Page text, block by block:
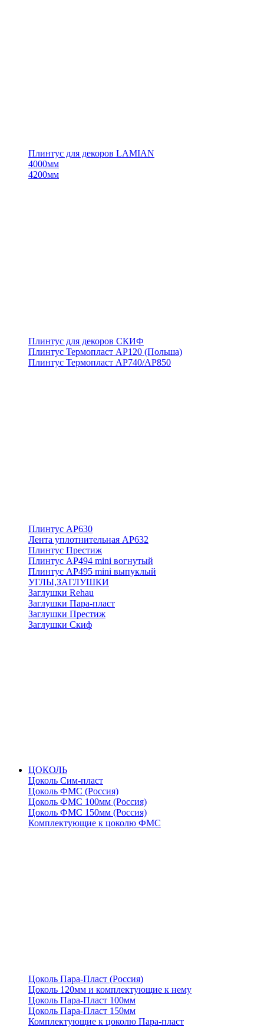
Плинтус для декоров LAMIAN
4000мм
4200мм
Плинтус для декоров СКИФ
Плинтус Термопласт АР120 (Польша)
Плинтус Термопласт АР740/АР850
Плинтус АР630
Лента уплотнительная АР632
Плинтус Престиж
Плинтус АР494 mini вогнутый
Плинтус АР495 mini выпуклый
УГЛЫ,ЗАГЛУШКИ
Заглушки Rehau
Заглушки Пара-пласт
Заглушки Престиж
Заглушки Скиф
ЦОКОЛЬ
Цоколь Сим-пласт
Цоколь ФМС (Россия)
Цоколь ФМС 100мм (Россия)
Цоколь ФМС 150мм (Россия)
Комплектующие к цоколю ФМС
Цоколь Пара-Пласт (Россия)
Цоколь 120мм и комплектующие к нему
Цоколь Пара-Пласт 100мм
Цоколь Пара-Пласт 150мм
Комплектующие к цоколю Пара-пласт